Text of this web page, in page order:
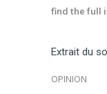
find the full
Extrait du
OPINION